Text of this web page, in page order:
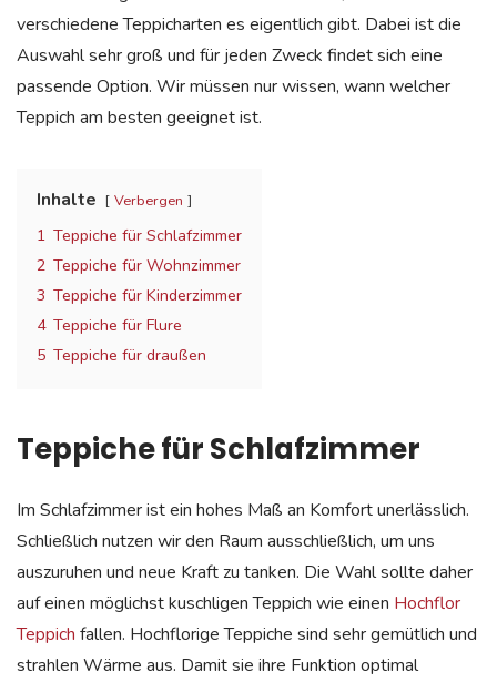
verschiedene Teppicharten es eigentlich gibt. Dabei ist die
Auswahl sehr groß und für jeden Zweck findet sich eine
passende Option. Wir müssen nur wissen, wann welcher
Teppich am besten geeignet ist.
Inhalte Verbergen
1 Teppiche für Schlafzimmer
2 Teppiche für Wohnzimmer
3 Teppiche für Kinderzimmer
4 Teppiche für Flure
5 Teppiche für draußen
Teppiche für Schlafzimmer
Im Schlafzimmer ist ein hohes Maß an Komfort unerlässlich.
Schließlich nutzen wir den Raum ausschließlich, um uns
auszuruhen und neue Kraft zu tanken. Die Wahl sollte daher
auf einen möglichst kuschligen Teppich wie einen Hochflor
Teppich fallen. Hochflorige Teppiche sind sehr gemütlich und
strahlen Wärme aus. Damit sie ihre Funktion optimal